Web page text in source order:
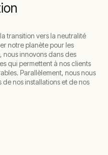
transition vers la neutralité
notre planète pour les
nous innovons dans des
qui permettent à nos clients
Parallèlement, nous nous
nos installations et de nos